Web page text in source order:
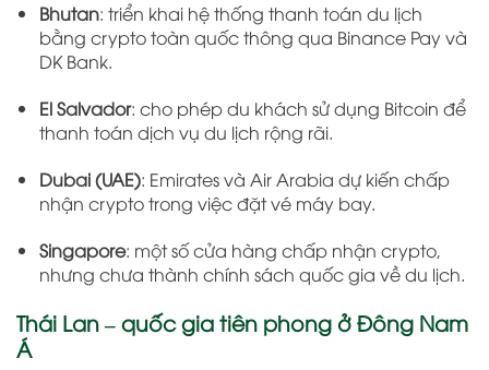
Bhutan: triển khai hệ thống thanh toán du lịch
bằng crypto toàn quốc thông qua Binance Pay và
DK Bank.
El Salvador: cho phép du khách sử dụng Bitcoin để
thanh toán dịch vụ du lịch rộng rãi.
Dubai (UAE): Emirates và Air Arabia dự kiến chấp
nhận crypto trong việc đặt vé máy bay.
Singapore: một số cửa hàng chấp nhận crypto,
nhưng chưa thành chính sách quốc gia về du lịch.
Thái Lan – quốc gia tiên phong ở Đông Nam
Á